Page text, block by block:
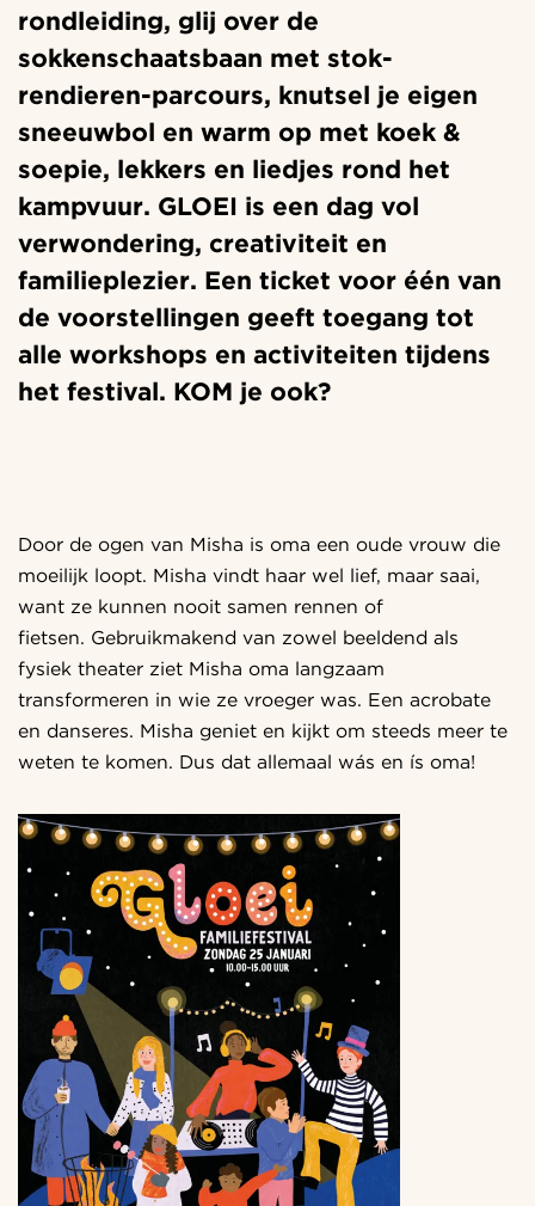
rondleiding, glij over de
sokkenschaatsbaan met stok-
rendieren-parcours, knutsel je eigen
sneeuwbol en warm op met koek &
soepie, lekkers en liedjes rond het
kampvuur. GLOEI is een dag vol
verwondering, creativiteit en
familieplezier. Een ticket voor één van
de voorstellingen geeft toegang tot
alle workshops en activiteiten tijdens
het festival. KOM je ook?
Door de ogen van Misha is oma een oude vrouw die
moeilijk loopt. Misha vindt haar wel lief, maar saai,
want ze kunnen nooit samen rennen of
fietsen. Gebruikmakend van zowel beeldend als
fysiek theater ziet Misha oma langzaam
transformeren in wie ze vroeger was. Een acrobate
en danseres. Misha geniet en kijkt om steeds meer te
weten te komen. Dus dat allemaal wás en ís oma!
Inzoomen